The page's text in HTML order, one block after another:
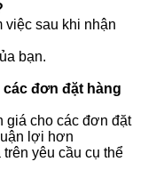
việc sau khi nhận
bạn.
đơn đặt hàng
giá cho các đơn đặt
lợi hơn
yêu cầu cụ thể